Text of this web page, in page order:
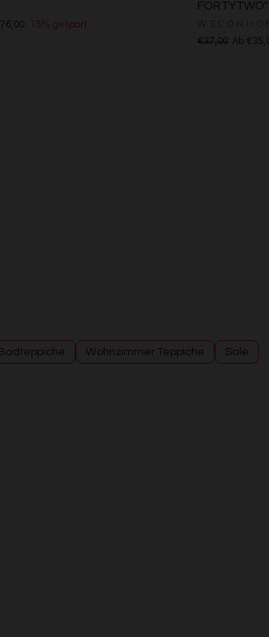
15% gespart
€37,00 Ab
Wohnzimmer Teppiche Sale
Messung der Performance von Inhalten
Analyse von Zielgruppen durch Statistiken oder